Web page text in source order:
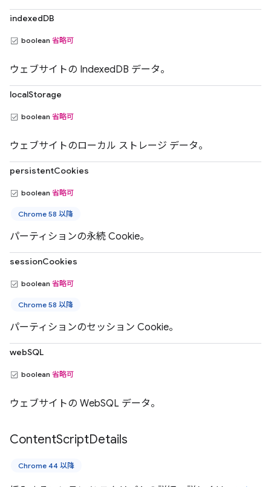
indexedDB
boolean 省略可
ウェブサイトの IndexedDB データ。
localStorage
boolean 省略可
ウェブサイトのローカル ストレージ データ。
persistentCookies
boolean 省略可
Chrome 58 以降
パーティションの永続 Cookie。
sessionCookies
boolean 省略可
Chrome 58 以降
パーティションのセッション Cookie。
webSQL
boolean 省略可
ウェブサイトの WebSQL データ。
ContentScriptDetails
Chrome 44 以降